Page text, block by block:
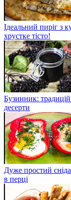
Ідеальний пиріг з
хрустке тісто!
Бузинник:
десерти
Дуже простий
в перці